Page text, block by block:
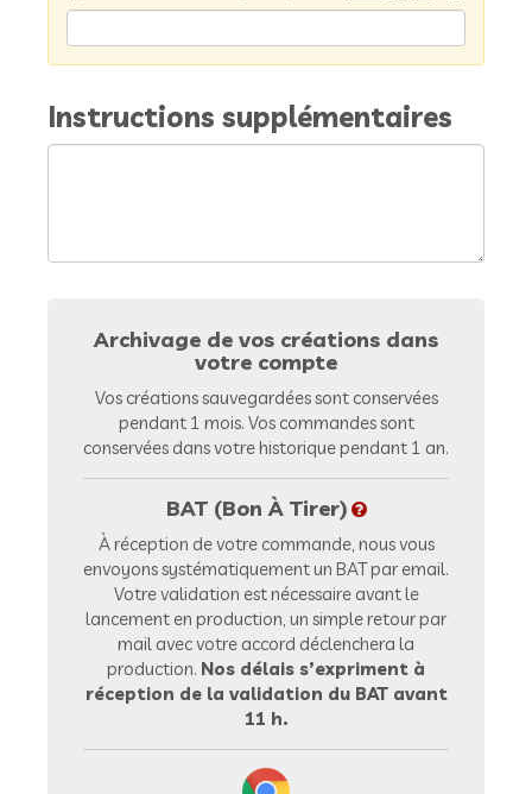
Instructions supplémentaires
Archivage de vos créations dans
votre compte
Vos créations sauvegardées sont conservées
pendant 1 mois. Vos commandes sont
conservées dans votre historique pendant 1 an.
BAT (Bon À Tirer)
À réception de votre commande, nous vous
envoyons systématiquement un BAT par email.
Votre validation est nécessaire avant le
lancement en production, un simple retour par
mail avec votre accord déclenchera la
production. Nos délais s’expriment à
réception de la validation du BAT avant
11 h.